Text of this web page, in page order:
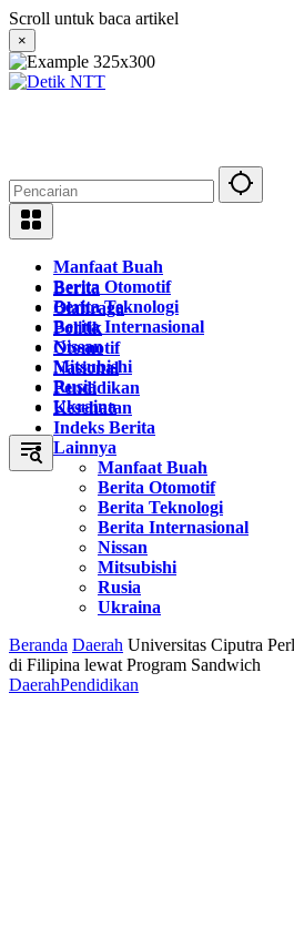
Langsung
ke
konten
Scroll untuk baca artikel
×
Manfaat Buah
Berita Otomotif
Berita Teknologi
Berita Internasional
Nissan
Mitsubishi
Rusia
Ukraina
Berita
Olahraga
Politik
Otomotif
Nasional
Pendidikan
Kesehatan
Indeks Berita
Lainnya
Manfaat Buah
Berita Otomotif
Berita Teknologi
Berita Internasional
Nissan
Mitsubishi
Rusia
Ukraina
Beranda Daerah Universitas Ciputra
di Filipina lewat Program Sandwich
DaerahPendidikan